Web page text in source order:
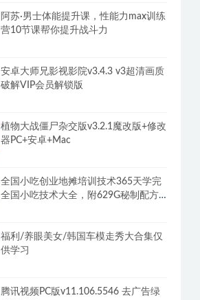
阿苏·男士体能提升课，性能力max训练
营10节课帮你提升战斗力
安卓大师兄影视影院v3.4.3 v3超清画质
破解VIP会员解锁版
植物大战僵尸杂交版v3.2.1魔改版+修改
器PC+安卓+Mac
全国小吃创业地摊培训技术365天学完
全国小吃技术大全，附629G秘制配方
福利/养眼美女/韩国车模走秀大合集仅
供学习
腾讯视频PC版v11.106.5546 去广告绿